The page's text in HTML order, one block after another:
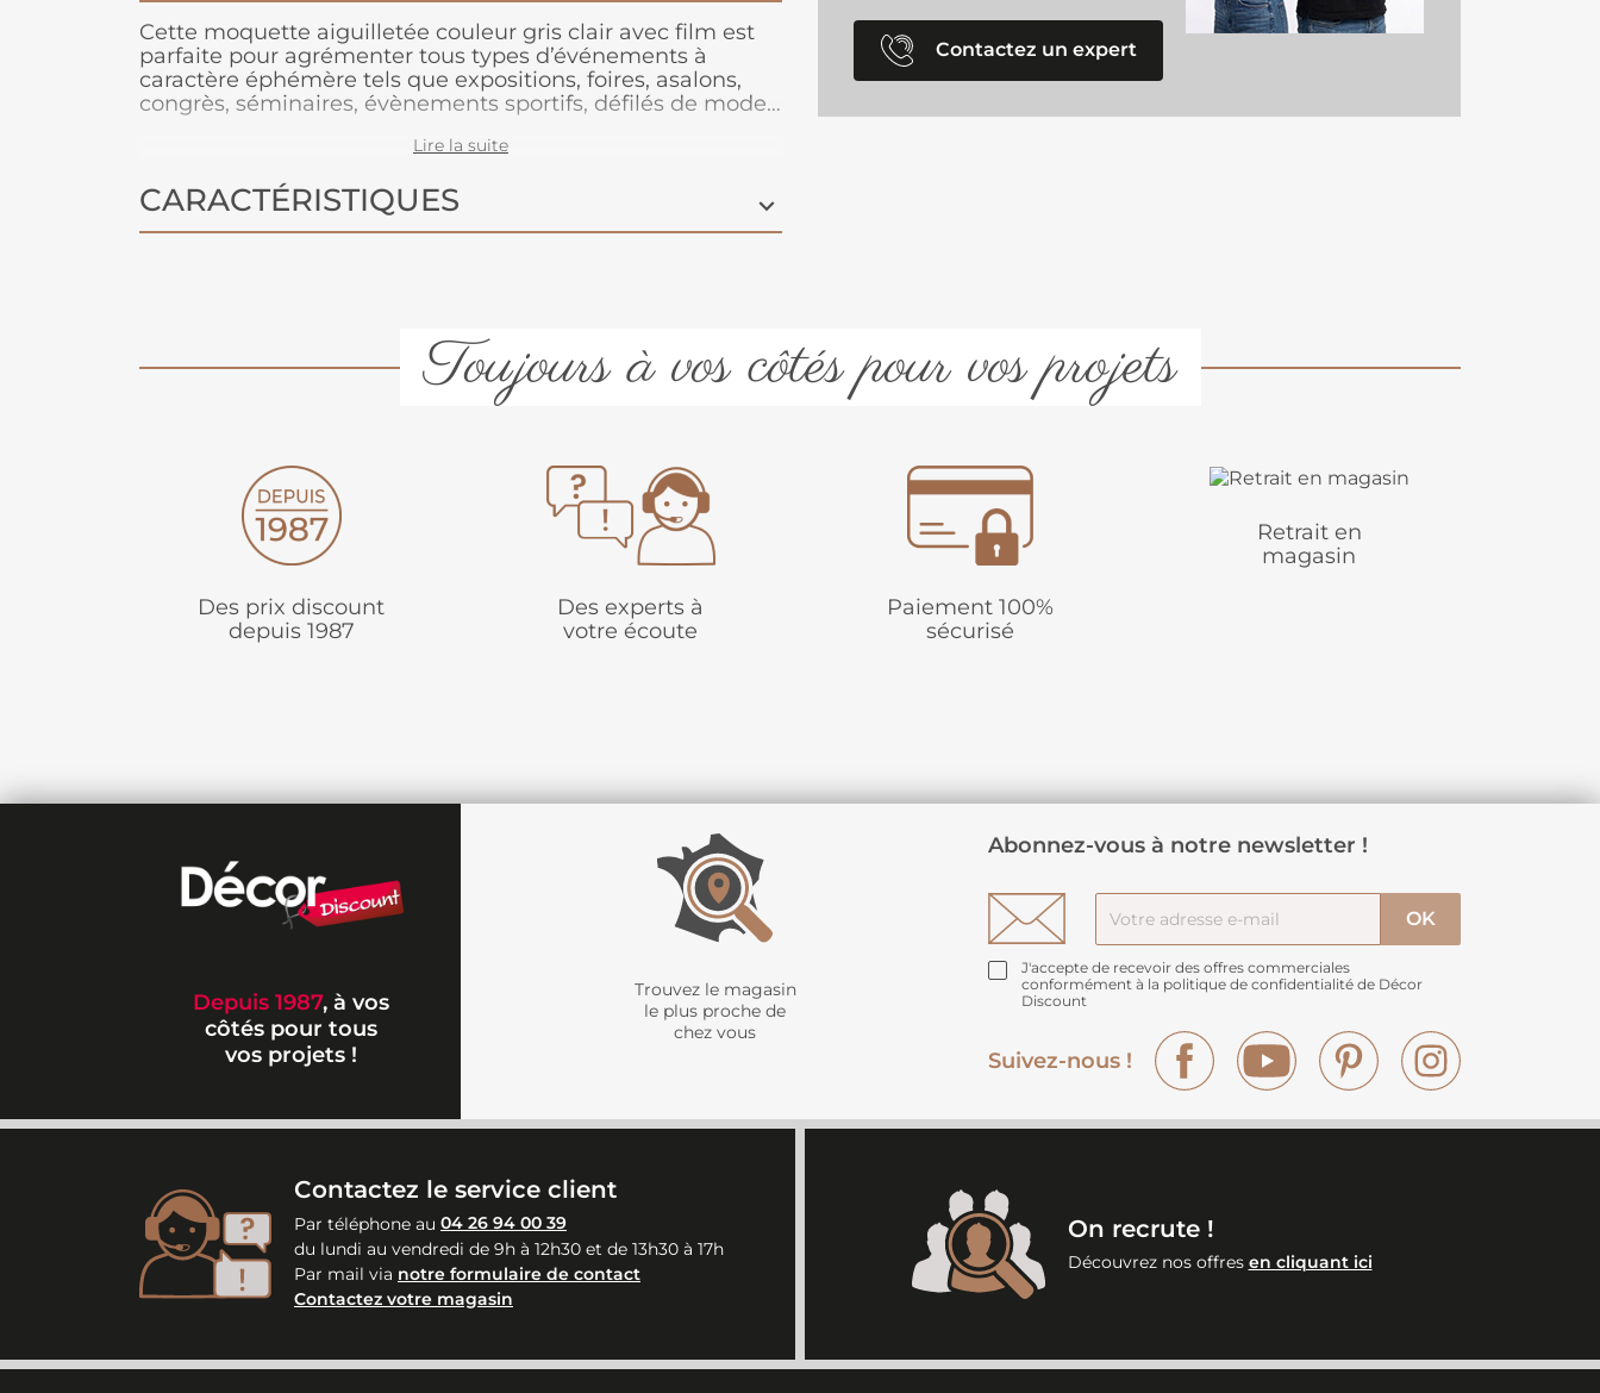
Cette moquette aiguilletée couleur gris clair avec film est
parfaite pour agrémenter tous types d’événements à
caractère éphémère tels que expositions, foires, asalons,
congrès, séminaires, évènements sportifs, défilés de mode…
est légère à manipuler, facile à couper, rapide à poser et
moquette peut être posée en bord à bord ou en superposé.
Parce que le respect de l’environnement est la priorité de
Lire la suite
CARACTÉRISTIQUES
Contactez un expert
Toujours à vos côtés pour vos projets
Des prix discount
depuis 1987
Des experts à
votre écoute
Paiement 100%
sécurisé
Retrait en
magasin
Depuis 1987, à vos
côtés pour tous
vos projets !
Trouvez le magasin
le plus proche de
chez vous
Abonnez-vous à notre newsletter !
J'accepte de recevoir des offres commerciales
conformément à la politique de confidentialité de Décor
Discount
Suivez-nous !
Facebook YouTube Pinterest
Contactez le service client
Par téléphone au 04 26 94 00 39
du lundi au vendredi de 9h à 12h30 et de 13h30 à 17h
Par mail via notre formulaire de contact
Contactez votre magasin
On recrute !
Découvrez nos offres en cliquant ici